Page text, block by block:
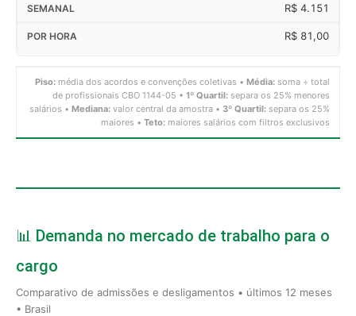
R$ 4.151
R$ 81,00
Piso: média dos acordos e convenções coletivas • Média: soma ÷ total
de profissionais CBO 1144-05 • 1º Quartil: separa os 25% menores
salários • Mediana: valor central da amostra • 3º Quartil: separa os 25%
maiores • Teto: maiores salários com filtros exclusivos
📊 Demanda no mercado de trabalho para o
cargo
Comparativo de admissões e desligamentos • últimos 12 meses
• Brasil